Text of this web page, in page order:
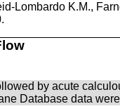
Lombardo K.M.,
by acute
Database data